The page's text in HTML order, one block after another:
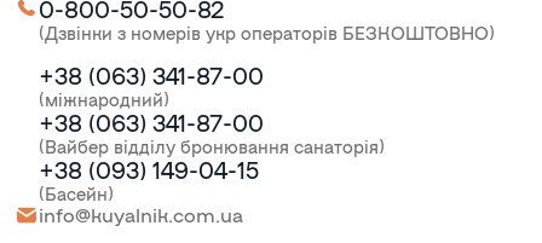
0-800-50-50-82
(Дзвінки з номерів укр операторів БЕЗКОШТОВНО)
+38 (063) 341-87-00
(міжнародний)
+38 (063) 341-87-00
(Вайбер відділу бронювання санаторія)
+38 (093) 149-04-15
(Басейн)
info@kuyalnik.com.ua